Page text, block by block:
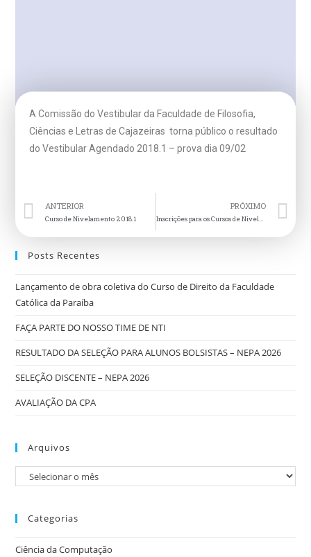
A Comissão do Vestibular da Faculdade de Filosofia,
Ciências e Letras de Cajazeiras torna público o resultado
do Vestibular Agendado 2018.1 – prova dia 09/02
ANTERIOR
Curso de Nivelamento 2018.1
PRÓXIMO
Posts Recentes
Lançamento de obra coletiva do Curso de Direito da Faculdade
Católica da Paraíba
FAÇA PARTE DO NOSSO TIME DE NTI
RESULTADO DA SELEÇÃO PARA ALUNOS BOLSISTAS – NEPA 2026
SELEÇÃO DISCENTE – NEPA 2026
AVALIAÇÃO DA CPA
Arquivos
Categorias
Ciência da Computação